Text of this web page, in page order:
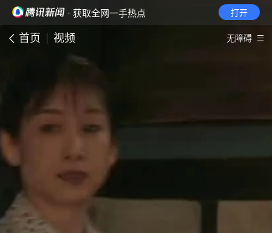
· 获取全网一手热点 打开
首页 视频 无障碍